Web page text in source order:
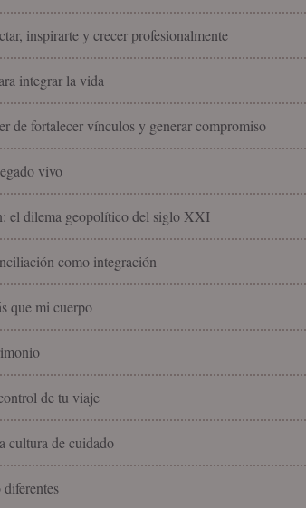
inspirarte y crecer profesionalmente
integrar la vida
de fortalecer vínculos y generar compromiso
vivo
el dilema geopolítico del siglo XXI
como integración
que mi cuerpo
de tu viaje
cultura de cuidado